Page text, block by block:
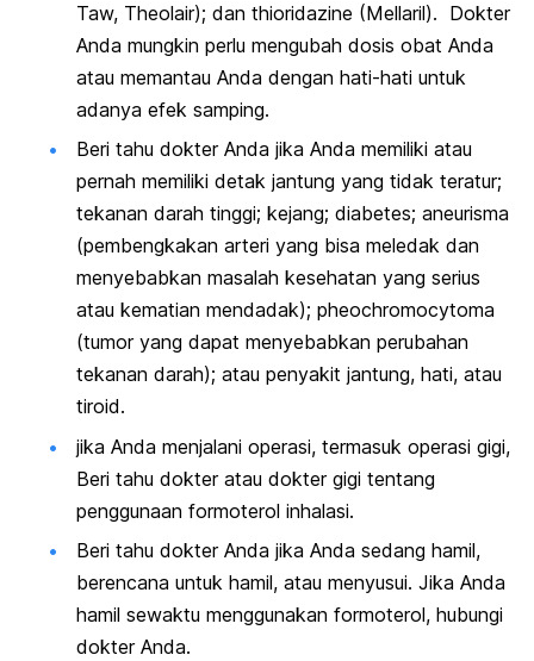
Taw, Theolair); dan thioridazine (Mellaril). Dokter
Anda mungkin perlu mengubah dosis obat Anda
atau memantau Anda dengan hati-hati untuk
adanya efek samping.
Beri tahu dokter Anda jika Anda memiliki atau
pernah memiliki detak jantung yang tidak teratur;
tekanan darah tinggi; kejang; diabetes; aneurisma
(pembengkakan arteri yang bisa meledak dan
menyebabkan masalah kesehatan yang serius
atau kematian mendadak); pheochromocytoma
(tumor yang dapat menyebabkan perubahan
tekanan darah); atau penyakit jantung, hati, atau
tiroid.
jika Anda menjalani operasi, termasuk operasi gigi,
Beri tahu dokter atau dokter gigi tentang
penggunaan formoterol inhalasi.
Beri tahu dokter Anda jika Anda sedang hamil,
berencana untuk hamil, atau menyusui. Jika Anda
hamil sewaktu menggunakan formoterol, hubungi
dokter Anda.